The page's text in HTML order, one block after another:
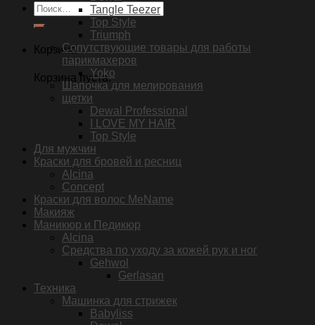
Искать:
Корзина
Корзина пуста.
Tangle Teezer
Top Style
Triumph
Сопутствующие товары для работы
парикмахеров
Yoko
Шапочка для мелирования
щетки
Dewal Professional
I LOVE MY HAIR
Top Style
Для мужчин
Краски для бровей и ресниц
Alcina
Concept
Краски для волос MeName
Макияж
Маникюр и Педикюр
Alcina
Средства по уходу за кожей рук и ног
Gehwol
Gerlasan
Техника
Машинка для стрижек
Babyliss